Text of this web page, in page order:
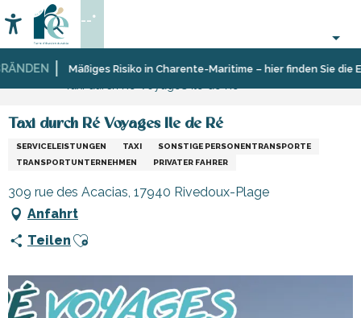
au
contenu
principal
Mäßiges Risiko in Charente-Maritime – hier finden Sie die
Accessibilité
Suche
--°
Startseite
Sich
GeschäfteGeschäfte
Taxi durch Ré Voyages Ile de Ré
SERVICELEISTUNGEN TAXI
SONSTIGE PERSONENTRANSPORTE
TRANSPORTUNTERNEHMEN
PRIVATER FAHRER
309 rue des Acacias, 17940 Rivedoux-Plage
Anfahrt
Teilen Ajouter aux favoris